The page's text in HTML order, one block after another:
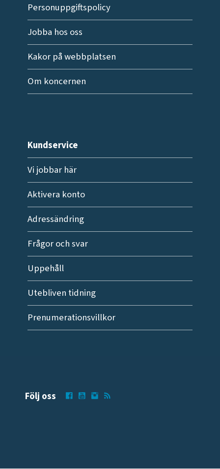
Personuppgiftspolicy
Jobba hos oss
Kakor på webbplatsen
Om koncernen
Kundservice
Vi jobbar här
Aktivera konto
Adressändring
Frågor och svar
Uppehåll
Utebliven tidning
Prenumerationsvillkor
Följ oss